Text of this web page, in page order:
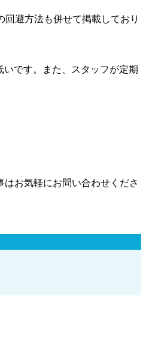
避方法も併せて掲載しており
です。また、スタッフが定期
お気軽にお問い合わせくださ